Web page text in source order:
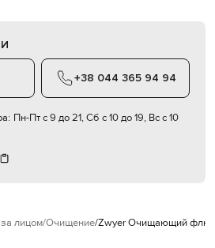
+38 044 365 94 94
Пн-Пт с 9 до 21, Сб с 10 до 19, Вс с 10
лицом Очищение Zwyer Очищающий